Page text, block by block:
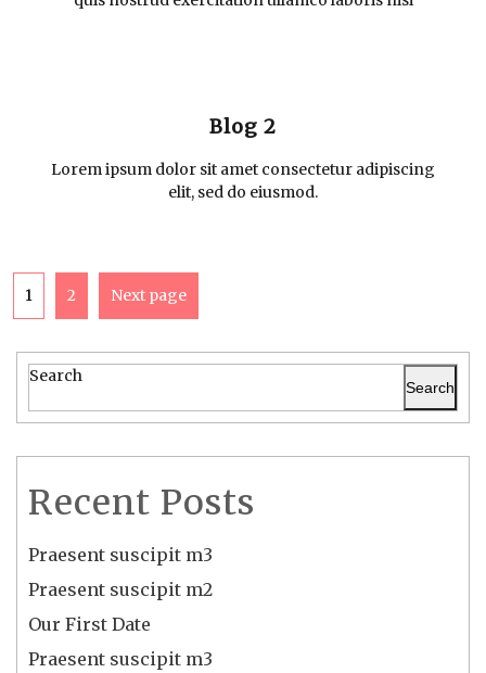
Blog 2
Lorem ipsum dolor sit amet consectetur adipiscing
elit, sed do eiusmod.
1 2 Next page
Search
Search
Recent Posts
Praesent suscipit m3
Praesent suscipit m2
Our First Date
Praesent suscipit m3